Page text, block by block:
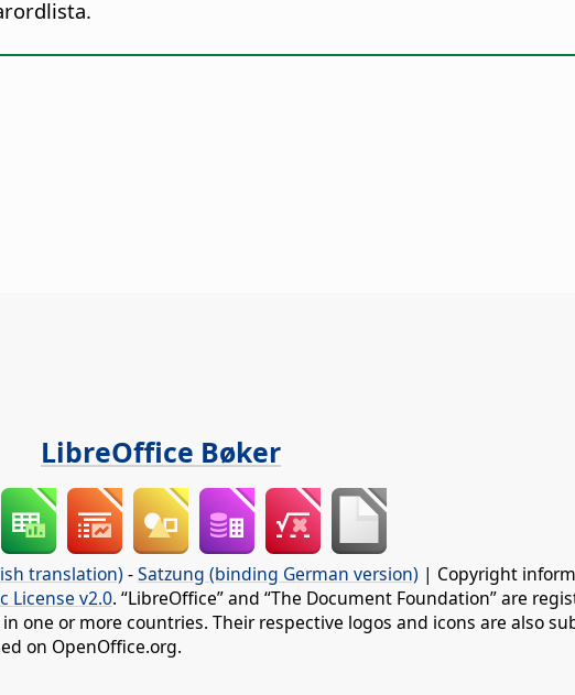
LibreOffice Bøker
translation) -Satzung (binding German version) | Copyright
License v2.0. “LibreOffice” and “The Document Foundation” are
one or more countries. Their respective logos and icons are also
on OpenOffice.org.